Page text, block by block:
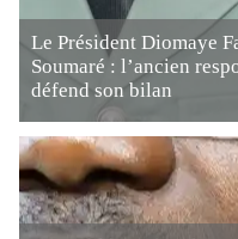
Le Président Diomaye
Soumaré : l’ancien
défend son bilan